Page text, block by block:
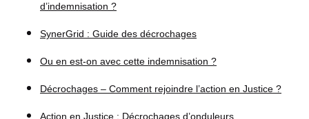
d’indemnisation ?
SynerGrid : Guide des décrochages
Ou en est-on avec cette indemnisation ?
Décrochages – Comment rejoindre l’action en Justice ?
Action en Justice : Décrochages d’onduleurs